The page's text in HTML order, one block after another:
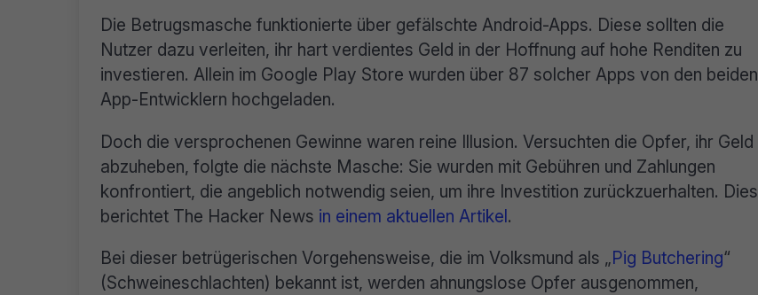
Die Betrugsmasche funktionierte über gefälschte Android-Apps. Diese sollten die
Nutzer dazu verleiten, ihr hart verdientes Geld in der Hoffnung auf hohe Renditen zu
investieren. Allein im Google Play Store wurden über 87 solcher Apps von den beiden
App-Entwicklern hochgeladen.
Doch die versprochenen Gewinne waren reine Illusion. Versuchten die Opfer, ihr Geld
abzuheben, folgte die nächste Masche: Sie wurden mit Gebühren und Zahlungen
konfrontiert, die angeblich notwendig seien, um ihre Investition zurückzuerhalten. Dies
berichtet The Hacker News in einem aktuellen Artikel.
Bei dieser betrügerischen Vorgehensweise, die im Volksmund als „Pig Butchering“
(Schweineschlachten) bekannt ist, werden ahnungslose Opfer ausgenommen,